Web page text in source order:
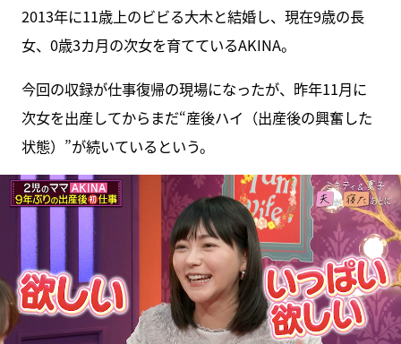
2013年に11歳上のビビる大木と結婚し、現在9歳の長
女、0歳3カ月の次女を育てているAKINA。
今回の収録が仕事復帰の現場になったが、昨年11月に
次女を出産してからまだ“産後ハイ（出産後の興奮した
状態）”が続いているという。